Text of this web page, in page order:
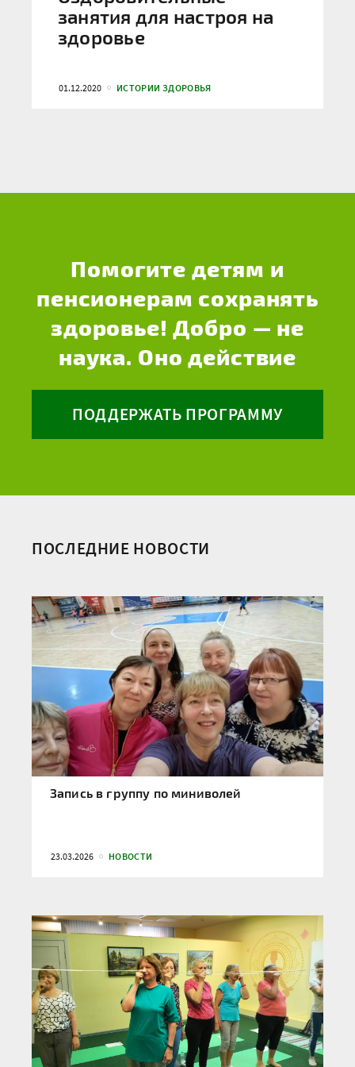
занятия для настроя на
здоровье
01.12.2020 ИСТОРИИ ЗДОРОВЬЯ
Помогите детям и
пенсионерам сохранять
здоровье! Добро — не
наука. Оно действие
ПОДДЕРЖАТЬ ПРОГРАММУ
ПОСЛЕДНИЕ НОВОСТИ
Запись в группу по миниволей
23.03.2026 НОВОСТИ